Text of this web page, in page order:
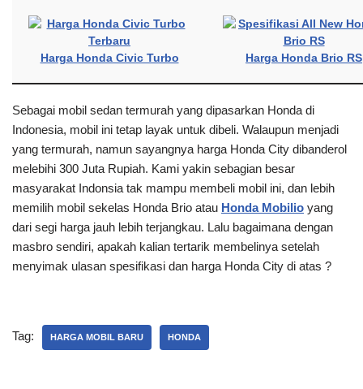
Harga Honda Civic Turbo Harga Honda Brio RS
Sebagai mobil sedan termurah yang dipasarkan Honda di
Indonesia, mobil ini tetap layak untuk dibeli. Walaupun menjadi
yang termurah, namun sayangnya harga Honda City dibanderol
melebihi 300 Juta Rupiah. Kami yakin sebagian besar
masyarakat Indonsia tak mampu membeli mobil ini, dan lebih
memilih mobil sekelas Honda Brio atau Honda Mobilio yang
dari segi harga jauh lebih terjangkau. Lalu bagaimana dengan
masbro sendiri, apakah kalian tertarik membelinya setelah
menyimak ulasan spesifikasi dan harga Honda City di atas ?
Tag: HARGA MOBIL BARU HONDA